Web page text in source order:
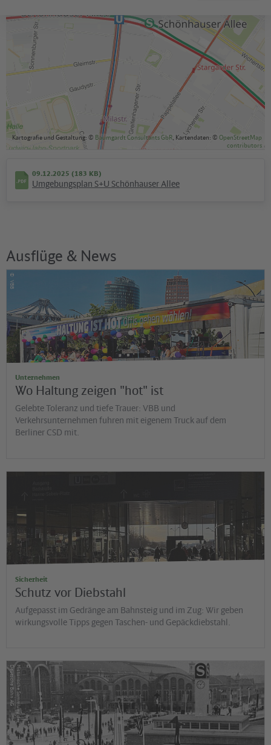
Kartografie und Gestaltung: © Baumgardt Consultants GbR , Kartendaten: ©OpenStreetMap
contributors
09.12.2025 (183 KB)
Umgebungsplan S+U Schönhauser Allee
Ausflüge & News
©
VBB
Unternehmen
Wo Haltung zeigen "hot" ist
Gelebte Toleranz und tiefe Trauer: VBB und
Verkehrsunternehmen fuhren mit eigenem Truck auf dem
Berliner CSD mit.
Sicherheit
Schutz vor Diebstahl
Aufgepasst im Gedränge am Bahnsteig und im Zug: Wir geben
wirkungsvolle Tipps gegen Taschen- und Gepäckdiebstahl.
©
H
is
t
o
r
is
c
h
e
S
a
m
m
lu
n
g
d
e
r
D
e
u
t
s
c
h
e
B
a
h
n
A
G